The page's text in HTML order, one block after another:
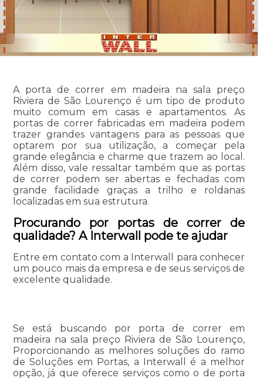
A porta de correr em madeira na sala preço
Riviera de São Lourenço é um tipo de produto
muito comum em casas e apartamentos. As
portas de correr fabricadas em madeira podem
trazer grandes vantagens para as pessoas que
optarem por sua utilização, a começar pela
grande elegância e charme que trazem ao local.
Além disso, vale ressaltar também que as portas
de correr podem ser abertas e fechadas com
grande facilidade graças a trilho e roldanas
localizadas em sua estrutura.
Procurando por portas de correr de
qualidade? A Interwall pode te ajudar
Entre em contato com a Interwall para conhecer
um pouco mais da empresa e de seus serviços de
excelente qualidade.
Se está buscando por porta de correr em
madeira na sala preço Riviera de São Lourenço,
Proporcionando as melhores soluções do ramo
de Soluções em Portas, a Interwall é a melhor
opção, já que oferece serviços como o de porta